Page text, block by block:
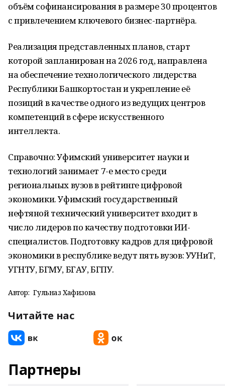
объём софинансирования в размере 30 процентов
с привлечением ключевого бизнес-партнёра.
Реализация представленных планов, старт
которой запланирован на 2026 год, направлена
на обеспечение технологического лидерства
Республики Башкортостан и укрепление её
позиций в качестве одного из ведущих центров
компетенций в сфере искусственного
интеллекта.
Справочно:Уфимский университет науки и
технологий занимает 7-е место среди
региональных вузов в рейтинге цифровой
экономики. Уфимский государственный
нефтяной технический университет входит в
число лидеров по качеству подготовки ИИ-
специалистов. Подготовку кадров для цифровой
экономики в республике ведут пять вузов: УУНиТ,
УГНТУ, БГМУ, БГАУ, БГПУ.
Автор: Гульназ Хафизова
Читайте нас
Партнеры